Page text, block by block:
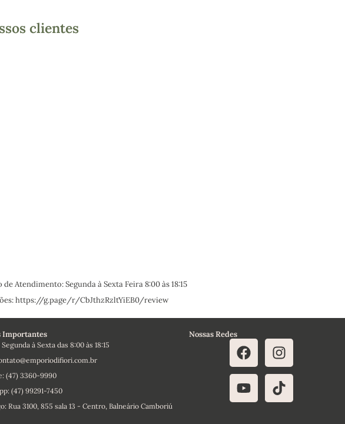
clientes
Atendimento: Segunda à Sexta Feira 8:00 às 18:15
https://g.page/r/CbJthzRzltYiEB0/review
Importantes
à Sexta das 8:00 às 18:15
(47) 3360-9990
(47) 99291-7450
Rua 3100, 855 sala 13 - Centro, Balneário Camboriú
Nossas Redes